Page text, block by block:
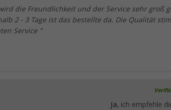
die Freundlichkeit und der Service sehr groß
2 - 3 Tage ist das bestellte da. Die Qualität
Service "
Ja, ich empfehle